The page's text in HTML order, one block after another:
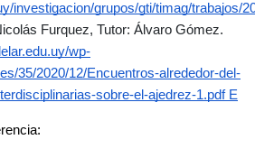
investigacion/grupos/gti/timag/trabajos/
Furquez, Tutor: Álvaro Gómez.
wp-
35/2020/12/Encuentros-alrededor-del-
sobre-el-ajedrez-1.pdf E